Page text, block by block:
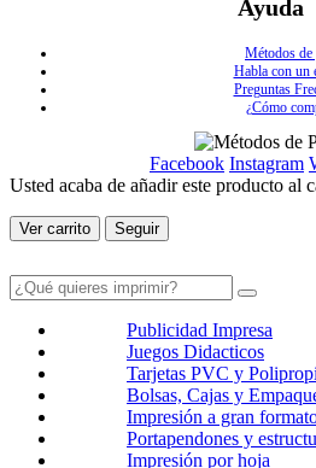
Ayuda
Métodos de
Habla con un
Preguntas
¿Cómo
Facebook Instagram
Usted acaba de añadir este producto al
Ver carrito Seguir
Publicidad Impresa
Juegos Didacticos
Tarjetas PVC y
Bolsas, Cajas y
Impresión a gran
Portapendones y
Impresión por hoja